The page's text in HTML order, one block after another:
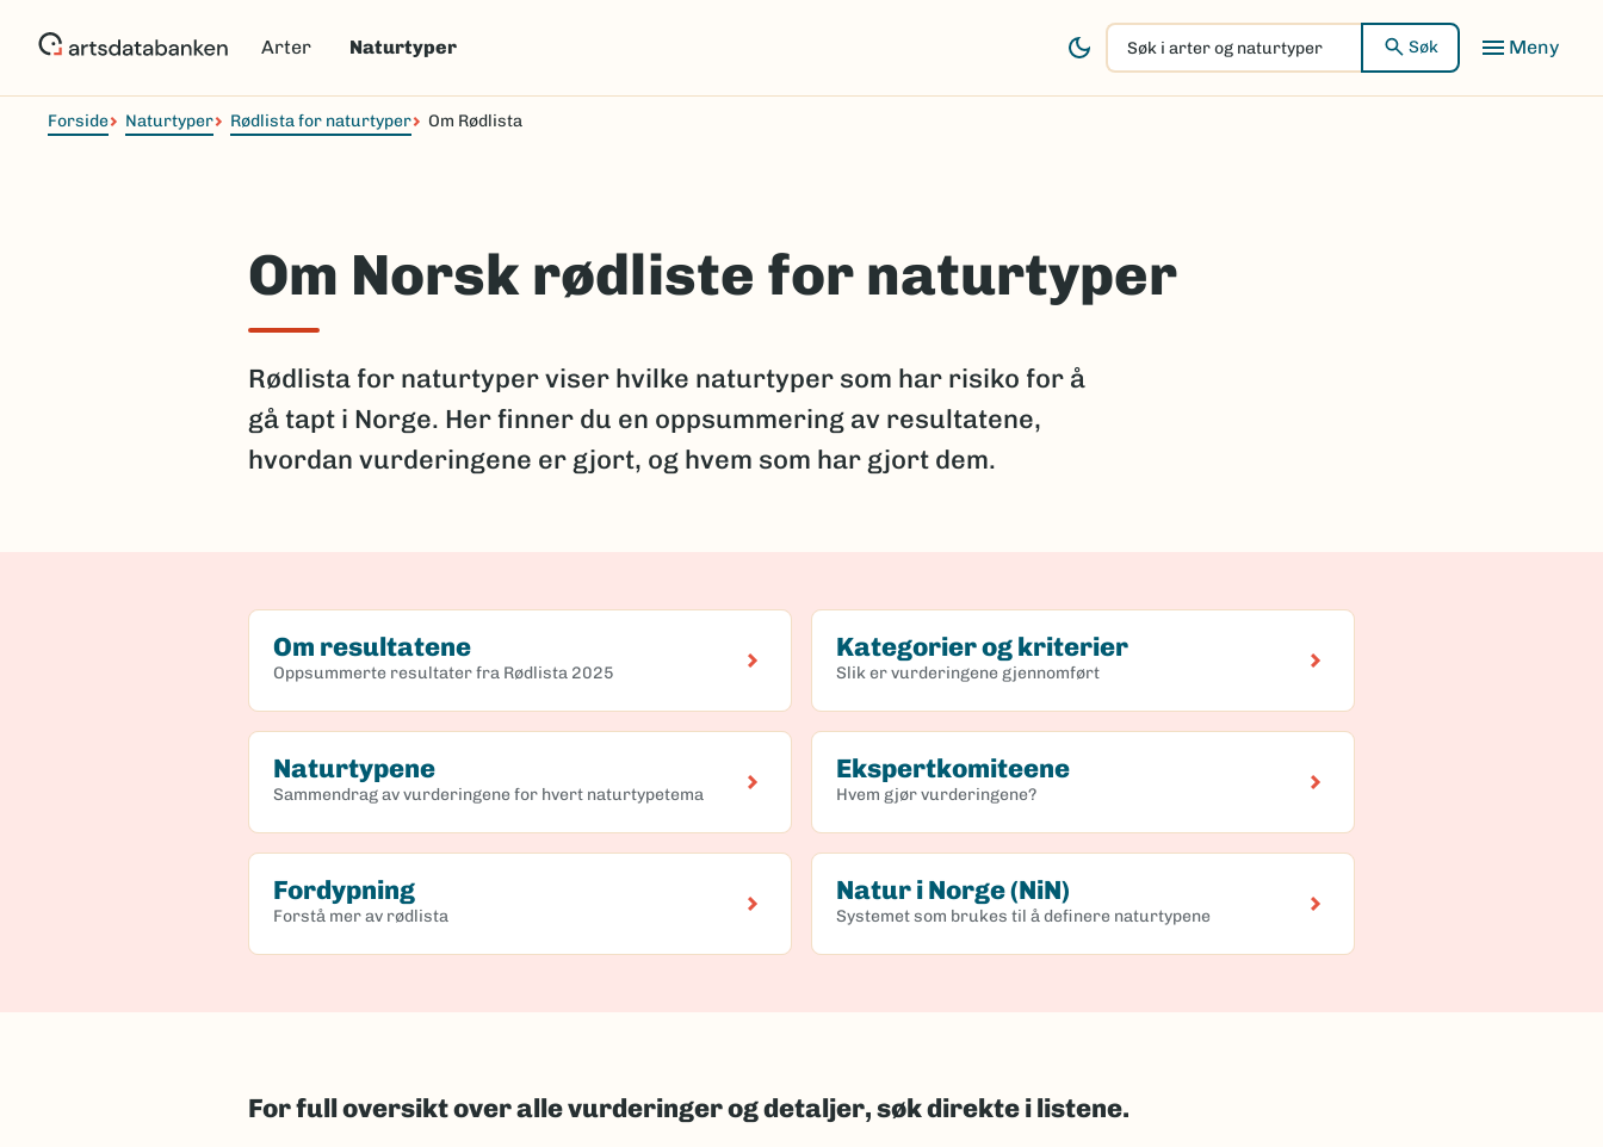
Arter Naturtyper
Søk
i
arter
Søk
Forside Naturtyper Rødlista for naturtyper Om Rødlista
Om Norsk rødliste for naturtyper
Rødlista for naturtyper viser hvilke naturtyper som har risiko for å
gå tapt i Norge. Her finner du en oppsummering av resultatene,
hvordan vurderingene er gjort, og hvem som har gjort dem.
Om resultatene
Oppsummerte resultater fra Rødlista 2025
Kategorier og kriterier
Slik er vurderingene gjennomført
Naturtypene
Sammendrag av vurderingene for hvert naturtypetema
Ekspertkomiteene
Hvem gjør vurderingene?
Fordypning
Forstå mer av rødlista
Natur i Norge (NiN)
Systemet som brukes til å definere naturtypene
For full oversikt over alle vurderinger og detaljer, søk direkte i listene.